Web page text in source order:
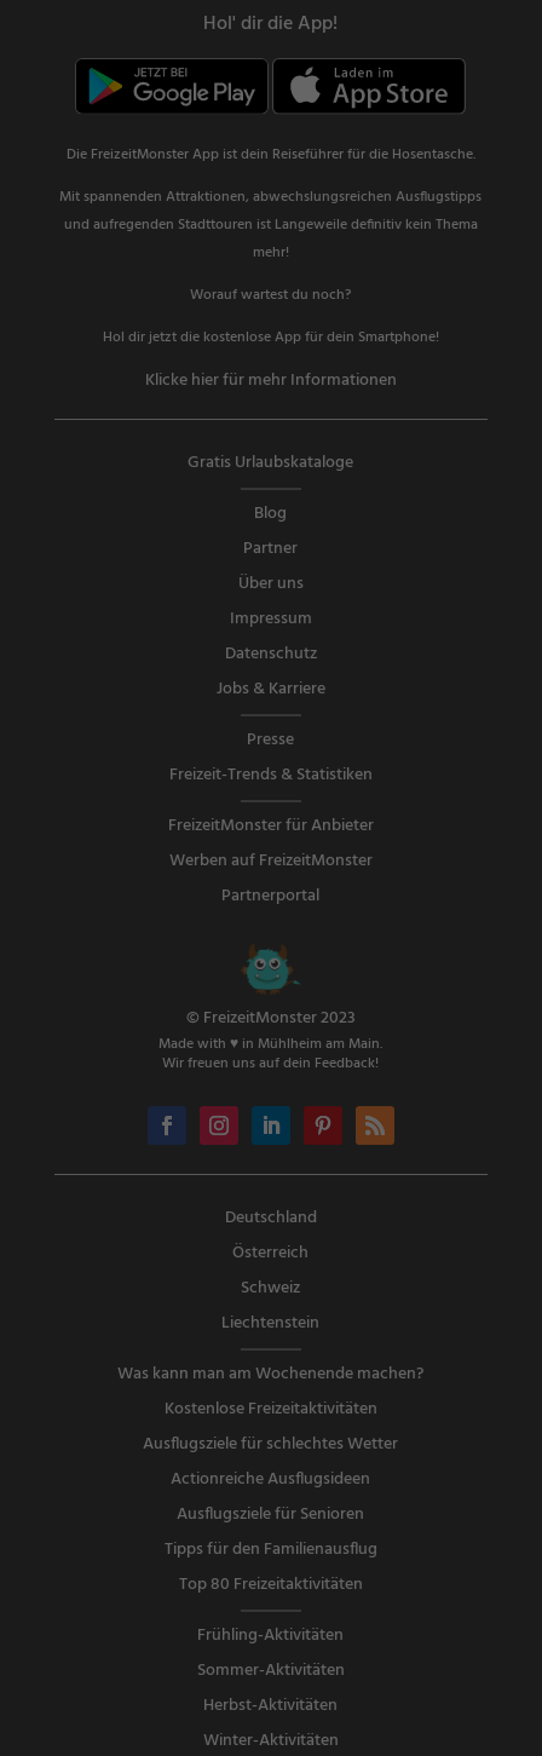
Hol' dir die App!
Die FreizeitMonster App ist dein Reiseführer für die Hosentasche.
Mit spannenden Attraktionen, abwechslungsreichen Ausflugstipps
und aufregenden Stadttouren ist Langeweile definitiv kein Thema
mehr!
Worauf wartest du noch?
Hol dir jetzt die kostenlose App für dein Smartphone!
Klicke hier für mehr Informationen
Gratis Urlaubskataloge
Blog
Partner
Über uns
Impressum
Datenschutz
Jobs & Karriere
Presse
Freizeit-Trends & Statistiken
FreizeitMonster für Anbieter
Werben auf FreizeitMonster
Partnerportal
© FreizeitMonster 2023
Made with ♥ in Mühlheim am Main.
Wir freuen uns auf dein Feedback!
Deutschland
Österreich
Schweiz
Liechtenstein
Was kann man am Wochenende machen?
Kostenlose Freizeitaktivitäten
Ausflugsziele für schlechtes Wetter
Actionreiche Ausflugsideen
Ausflugsziele für Senioren
Tipps für den Familienausflug
Top 80 Freizeitaktivitäten
Frühling-Aktivitäten
Sommer-Aktivitäten
Herbst-Aktivitäten
Winter-Aktivitäten